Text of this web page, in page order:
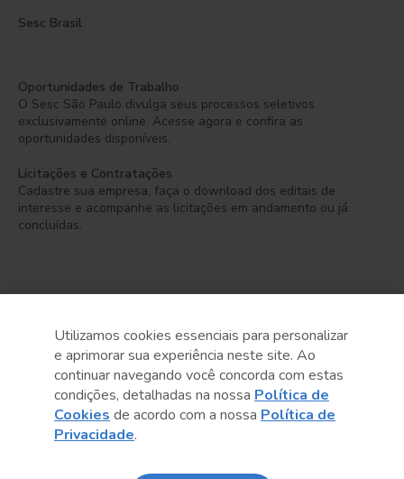
Sesc Brasil
Oportunidades de Trabalho
O Sesc São Paulo divulga seus processos seletivos
exclusivamente online. Acesse agora e confira as
oportunidades disponíveis.
Licitações e Contratações
Cadastre sua empresa, faça o download dos editais de
interesse e acompanhe as licitações em andamento ou já
concluídas.
Serviço Social do Comércio
Administração Regional no Estado de São Paulo
Sesc São Paulo por aí:
Utilizamos cookies essenciais para personalizar
e aprimorar sua experiência neste site. Ao
continuar navegando você concorda com estas
condições, detalhadas na nossa Política de
Cookies de acordo com a nossa Política de
Privacidade.